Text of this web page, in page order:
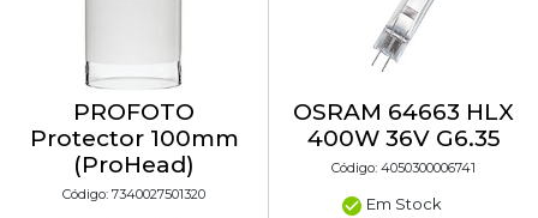
PROFOTO
Protector 100mm
(ProHead)
Código: 7340027501320
OSRAM 64663 HLX
400W 36V G6.35
Código: 4050300006741
Em Stock